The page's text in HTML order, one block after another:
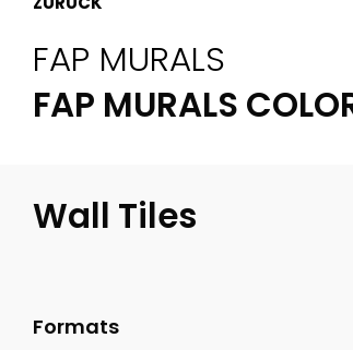
FAP MURALS
FAP MURALS
Wall Tiles
Formats